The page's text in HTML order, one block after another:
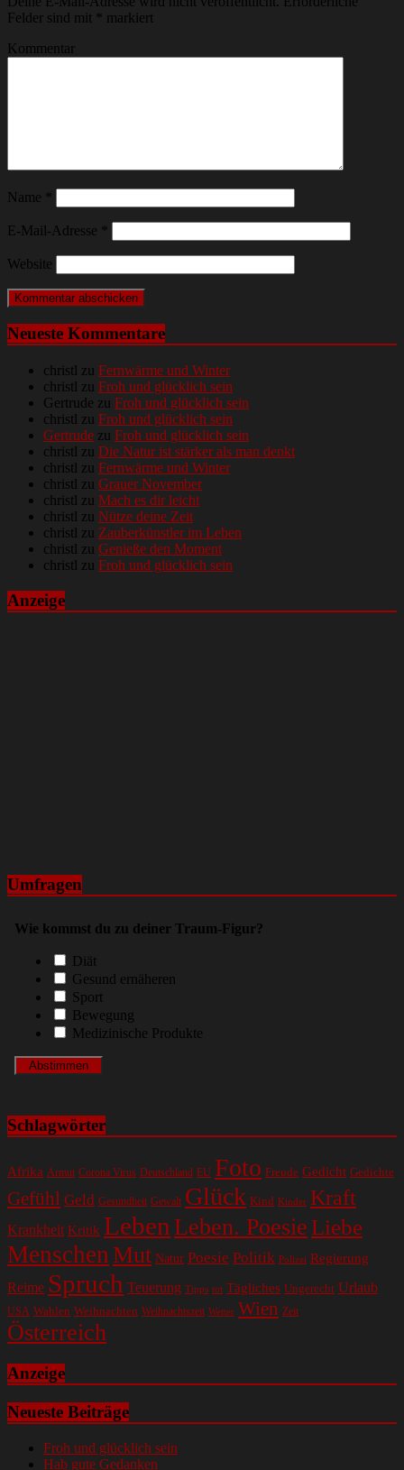
Felder sind mit
markiert
Kommentar
Name
E-Mail-Adresse
Website
Neueste Kommentare
christl zu Fernwärme und Winter
christl zu Froh und glücklich sein
Gertrude zu Froh und glücklich sein
christl zu Froh und glücklich sein
Gertrude zu Froh und glücklich sein
christl zu Die Natur ist stärker als man denkt
christl zu Fernwärme und Winter
christl zu Grauer November
christl zu Mach es dir leicht
christl zu Nütze deine Zeit
christl zu Zauberkünstler im Leben
christl zu Genieße den Moment
christl zu Froh und glücklich sein
Anzeige
Umfragen
Wie kommst du zu deiner Traum-Figur?
Diät
Gesund ernäheren
Sport
Bewegung
Medizinische Produkte
Schlagwörter
Afrika Armut Corona Virus Deutschland EU Foto Freude Gedicht Gedichte
Gefühl Geld Gesundheit Gewalt Glück Kind Kinder Kraft
Krankheit Kritik Leben Leben. Poesie Liebe
Menschen Mut Natur Poesie Politik Polizei Regierung
Reime Spruch Teuerung Tipps tot Tägliches Ungerecht Urlaub
USA Wahlen Weihnachten Weihnachtszeit Wetter Wien Zeit
Österreich
Anzeige
Neueste Beiträge
Froh und glücklich sein
Hab gute Gedanken